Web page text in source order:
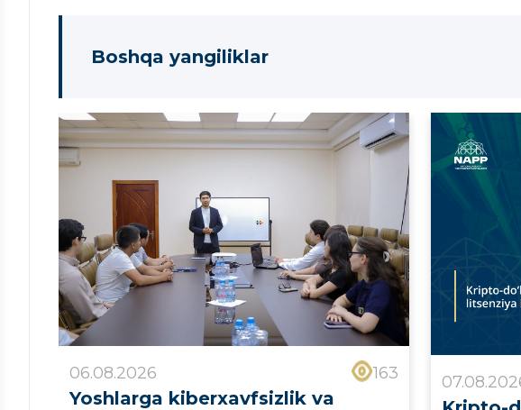
Boshqa yangiliklar
06.08.2026 163
Yoshlarga kiberxavfsizlik va